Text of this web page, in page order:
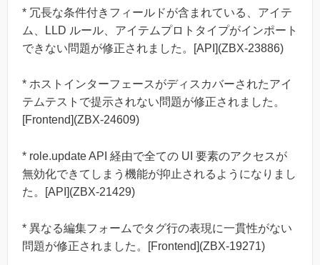
* 冗長な条件付きフィールドが含まれている、アイテ
ム、LLD ルール、アイテムプロトタイプがインポート
できない問題が修正されました。[API](ZBX-23886)
* ホストインターフェースがディスカバーされたアイ
テムテストで提示されない問題が修正されました。
[Frontend](ZBX-24609)
* role.update API 経由で全ての UI 要素のアクセスが
無効化できてしまう機能が抑止されるようになりまし
た。[API](ZBX-21429)
* 異なる編集フォームでタグ行の表現に一貫性がない
問題が修正されました。[Frontend](ZBX-19271)